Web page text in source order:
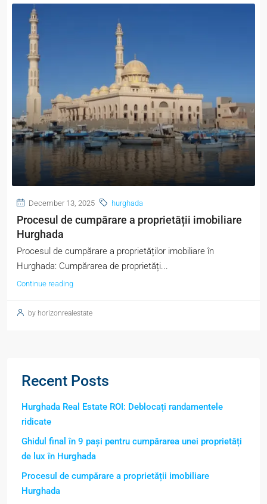
December 13, 2025 hurghada
Procesul de cumpărare a proprietății imobiliare
Hurghada
Procesul de cumpărare a proprietăților imobiliare în
Hurghada: Cumpărarea de proprietăți...
Continue reading
by horizonrealestate
Recent Posts
Hurghada Real Estate ROI: Deblocați randamentele
ridicate
Ghidul final în 9 pași pentru cumpărarea unei proprietăți
de lux în Hurghada
Procesul de cumpărare a proprietății imobiliare
Hurghada